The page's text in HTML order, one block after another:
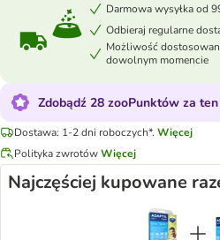
Darmowa wysyłka od
Odbieraj regularne
Możliwość
dowolnym momencie
Zdobądź 28 zooPunktów za
Dostawa: 1-2 dni roboczych*. Więcej
Polityka zwrotówWięcej
Najczęściej kupowane